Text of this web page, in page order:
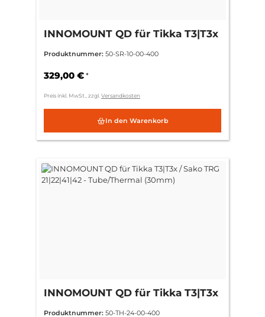
INNOMOUNT QD für Tikka T3|T3x
Swarovski SR
Produktnummer: 50-SR-10-00-400
329,00 € *
Preis inkl. MwSt., zzgl.Versandkosten
In den Warenkorb
INNOMOUNT QD für Tikka T3|T3x
Produktnummer: 50-TH-24-00-400